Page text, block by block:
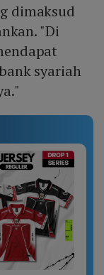
dimaksud
"Di
syariah